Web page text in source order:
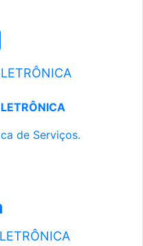
de Serviços.